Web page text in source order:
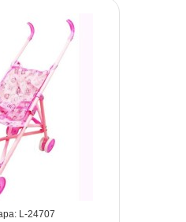
24707